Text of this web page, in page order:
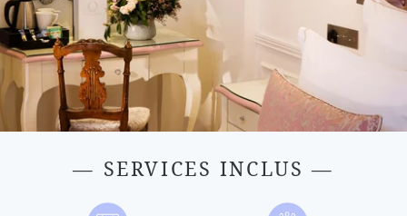
— SERVICES INCLUS —